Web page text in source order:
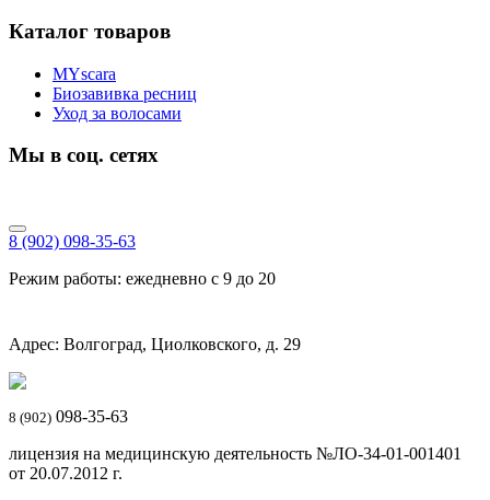
Каталог товаров
MYscara
Биозавивка ресниц
Уход за волосами
Мы в соц. сетях
8 (902) 098-35-63
Режим работы: ежедневно с 9 до 20
Адрес: Волгоград, Циолковского, д. 29
8 (902) 098-35-63
лицензия на медицинскую деятельность №ЛО-34-01-001401
от 20.07.2012 г.